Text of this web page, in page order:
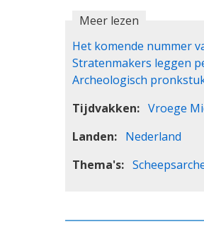
Meer lezen
Het komende nummer
Stratenmakers leggen
Archeologisch
Tijdvakken
Vroege
Landen
Nederland
Thema's